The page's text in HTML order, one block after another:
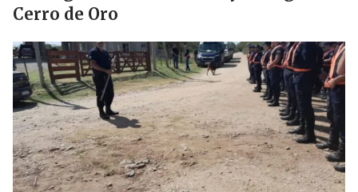
Cerro de Oro